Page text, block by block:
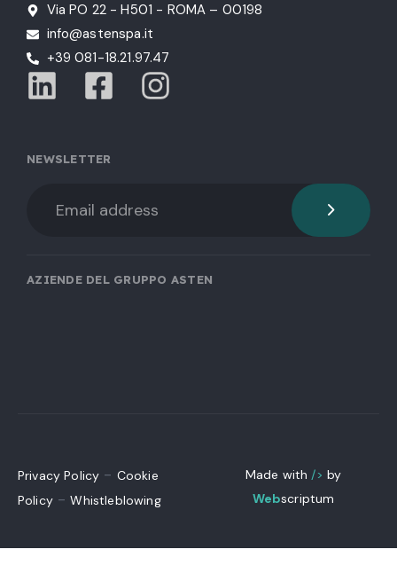
Via PO 22 - H501 - ROMA – 00198
info@astenspa.it
+39 081-18.21.97.47
NEWSLETTER
AZIENDE DEL GRUPPO ASTEN
Privacy Policy - Cookie
Policy-Whistleblowing
Made with /> by
Webscriptum